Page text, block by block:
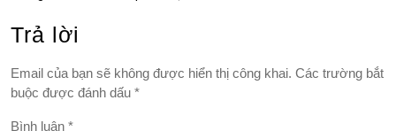
Trả lời
Email của bạn sẽ không được hiển thị công khai. Các trường bắt
buộc được đánh dấu *
Bình luận *